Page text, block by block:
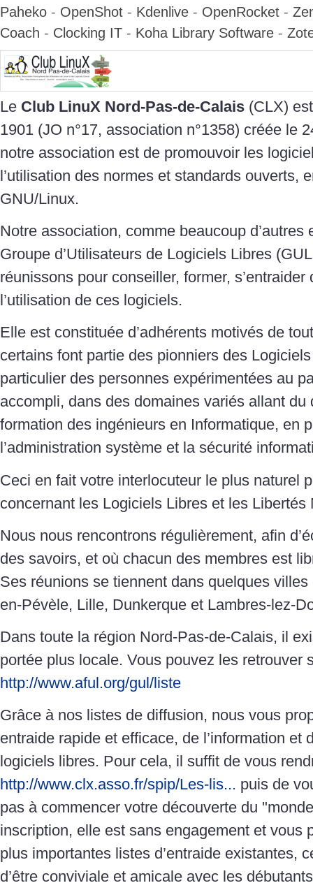
Paheko - OpenShot - Kdenlive - OpenRocket -
Coach - Clocking IT - Koha Library Software -
Le Club LinuX Nord-Pas-de-Calais (CLX)
1901 (JO n°17, association n°1358) créée le
notre association est de promouvoir les
l’utilisation des normes et standards ouverts,
GNU/Linux.
Notre association, comme beaucoup d’autres
Groupe d’Utilisateurs de Logiciels Libres
réunissons pour conseiller, former,
l’utilisation de ces logiciels.
Elle est constituée d’adhérents motivés de
certains font partie des pionniers des
particulier des personnes expérimentées au
accompli, dans des domaines variés allant du
formation des ingénieurs en Informatique, en
l’administration système et la sécurité
Ceci en fait votre interlocuteur le plus naturel
concernant les Logiciels Libres et les Libertés
Nous nous rencontrons régulièrement, afin
des savoirs, et où chacun des membres est
Ses réunions se tiennent dans quelques
en-Pévèle, Lille, Dunkerque et Lambres-lez-
Dans toute la région Nord-Pas-de-Calais, il
portée plus locale. Vous pouvez les retrouver
http://www.aful.org/gul/liste
Grâce à nos listes de diffusion, nous vous
entraide rapide et efficace, de l’information et
logiciels libres. Pour cela, il suffit de vous
http://www.clx.asso.fr/spip/Les-lis... puis de
pas à commencer votre découverte du
inscription, elle est sans engagement et vous
plus importantes listes d’entraide existantes,
d’être conviviale et amicale avec les